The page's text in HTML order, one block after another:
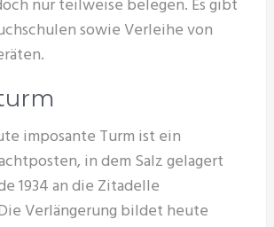
nur teilweise belegen. Es gibt
sowie Verleihe von
imposante Turm ist ein
in dem Salz gelagert
1934 an die Zitadelle
Verlängerung bildet heute